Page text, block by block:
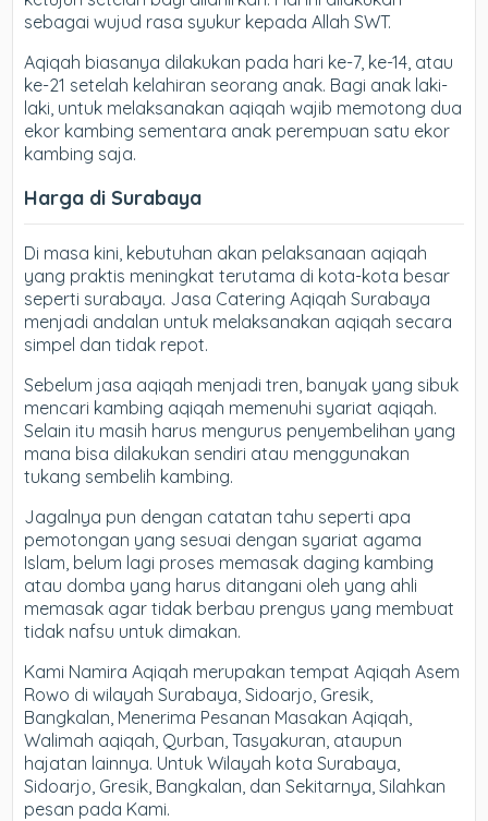
sebagai wujud rasa syukur kepada Allah SWT.
Aqiqah biasanya dilakukan pada hari ke-7, ke-14, atau
ke-21 setelah kelahiran seorang anak. Bagi anak laki-
laki, untuk melaksanakan aqiqah wajib memotong dua
ekor kambing sementara anak perempuan satu ekor
kambing saja.
Harga di Surabaya
Di masa kini, kebutuhan akan pelaksanaan aqiqah
yang praktis meningkat terutama di kota-kota besar
seperti surabaya. Jasa Catering Aqiqah Surabaya
menjadi andalan untuk melaksanakan aqiqah secara
simpel dan tidak repot.
Sebelum jasa aqiqah menjadi tren, banyak yang sibuk
mencari kambing aqiqah memenuhi syariat aqiqah.
Selain itu masih harus mengurus penyembelihan yang
mana bisa dilakukan sendiri atau menggunakan
tukang sembelih kambing.
Jagalnya pun dengan catatan tahu seperti apa
pemotongan yang sesuai dengan syariat agama
Islam, belum lagi proses memasak daging kambing
atau domba yang harus ditangani oleh yang ahli
memasak agar tidak berbau prengus yang membuat
tidak nafsu untuk dimakan.
Kami Namira Aqiqah merupakan tempat Aqiqah Asem
Rowo di wilayah Surabaya, Sidoarjo, Gresik,
Bangkalan, Menerima Pesanan Masakan Aqiqah,
Walimah aqiqah, Qurban, Tasyakuran, ataupun
hajatan lainnya. Untuk Wilayah kota Surabaya,
Sidoarjo, Gresik, Bangkalan, dan Sekitarnya, Silahkan
pesan pada Kami.